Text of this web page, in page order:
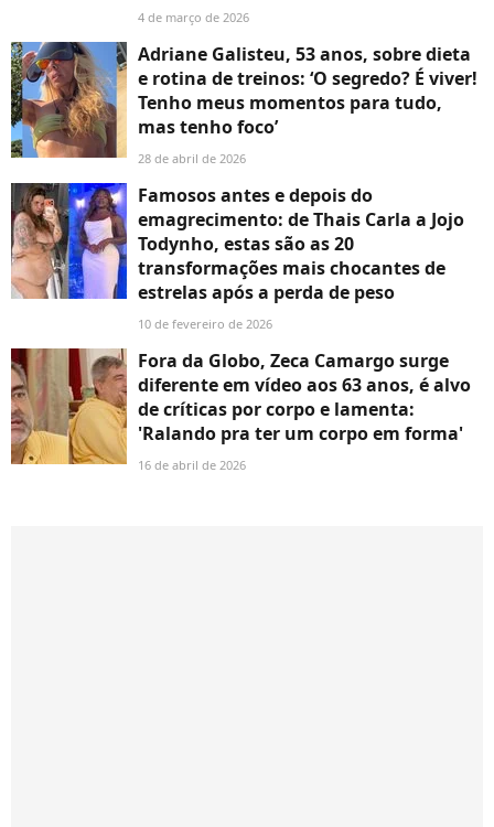
4 de março de 2026
Adriane Galisteu, 53 anos, sobre dieta
e rotina de treinos: ‘O segredo? É viver!
Tenho meus momentos para tudo,
mas tenho foco’
28 de abril de 2026
Famosos antes e depois do
emagrecimento: de Thais Carla a Jojo
Todynho, estas são as 20
transformações mais chocantes de
estrelas após a perda de peso
10 de fevereiro de 2026
Fora da Globo, Zeca Camargo surge
diferente em vídeo aos 63 anos, é alvo
de críticas por corpo e lamenta:
'Ralando pra ter um corpo em forma'
16 de abril de 2026